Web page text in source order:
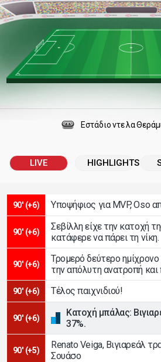
Εστάδιο ντε λα
LIVE HIGHLIGHTS
90' (+6) Υποψήφιος για MVP, Oso
90' (+6)
Σεβίλλη είχε την κατοχή
κατάφερε να πάρει τη νίκη.
90' (+6)
Τρομερό δεύτερο ημίχρονο
την απόλυτη ανατροπή και
90' (+6) Τέλος παιχνιδιού!
90' (+6)
Κατοχή μπάλας:
37%.
90' (+5)
Renato Veiga, Βιγιαρεάλ
Σουάσο